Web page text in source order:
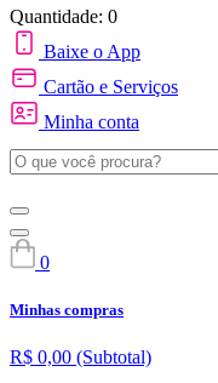
Quantidade: 0
Baixe o App
Cartão e Serviços
Minha conta
0
Minhas compras
R$ 0,00 (Subtotal)